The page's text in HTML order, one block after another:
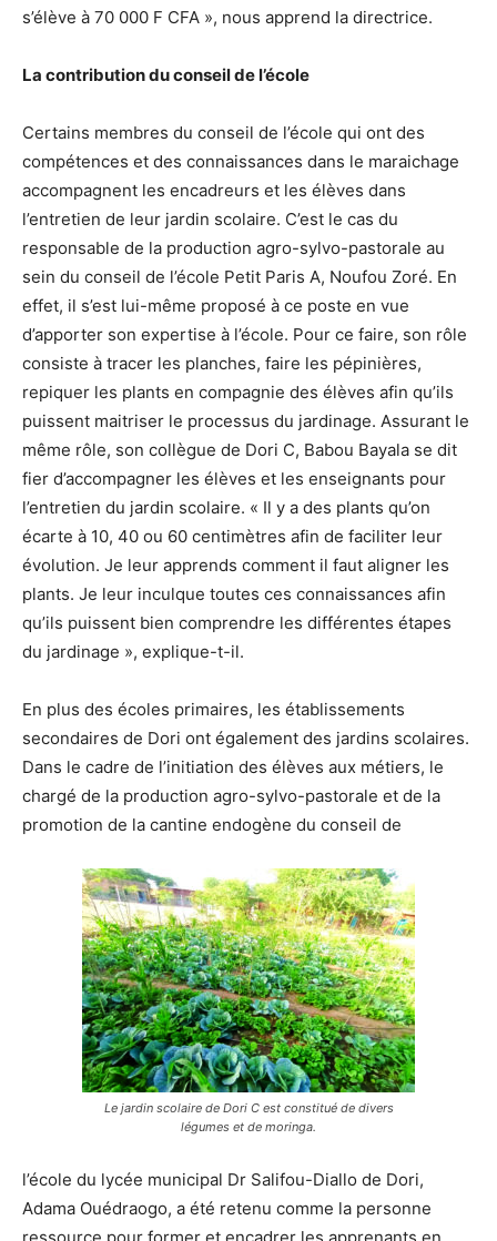
s’élève à 70 000 F CFA », nous apprend la directrice.
La contribution du conseil de l’école
Certains membres du conseil de l’école qui ont des
compétences et des connaissances dans le maraichage
accompagnent les encadreurs et les élèves dans
l’entretien de leur jardin scolaire. C’est le cas du
responsable de la production agro-sylvo-pastorale au
sein du conseil de l’école Petit Paris A, Noufou Zoré. En
effet, il s’est lui-même proposé à ce poste en vue
d’apporter son expertise à l’école. Pour ce faire, son rôle
consiste à tracer les planches, faire les pépinières,
repiquer les plants en compagnie des élèves afin qu’ils
puissent maitriser le processus du jardinage. Assurant le
même rôle, son collègue de Dori C, Babou Bayala se dit
fier d’accompagner les élèves et les enseignants pour
l’entretien du jardin scolaire. « Il y a des plants qu’on
écarte à 10, 40 ou 60 centimètres afin de faciliter leur
évolution. Je leur apprends comment il faut aligner les
plants. Je leur inculque toutes ces connaissances afin
qu’ils puissent bien comprendre les différentes étapes
du jardinage », explique-t-il.
En plus des écoles primaires, les établissements
secondaires de Dori ont également des jardins scolaires.
Dans le cadre de l’initiation des élèves aux métiers, le
chargé de la production agro-sylvo-pastorale et de la
promotion de la cantine endogène du conseil de
Le jardin scolaire de Dori C est constitué de divers
légumes et de moringa.
l’école du lycée municipal Dr Salifou-Diallo de Dori,
Adama Ouédraogo, a été retenu comme la personne